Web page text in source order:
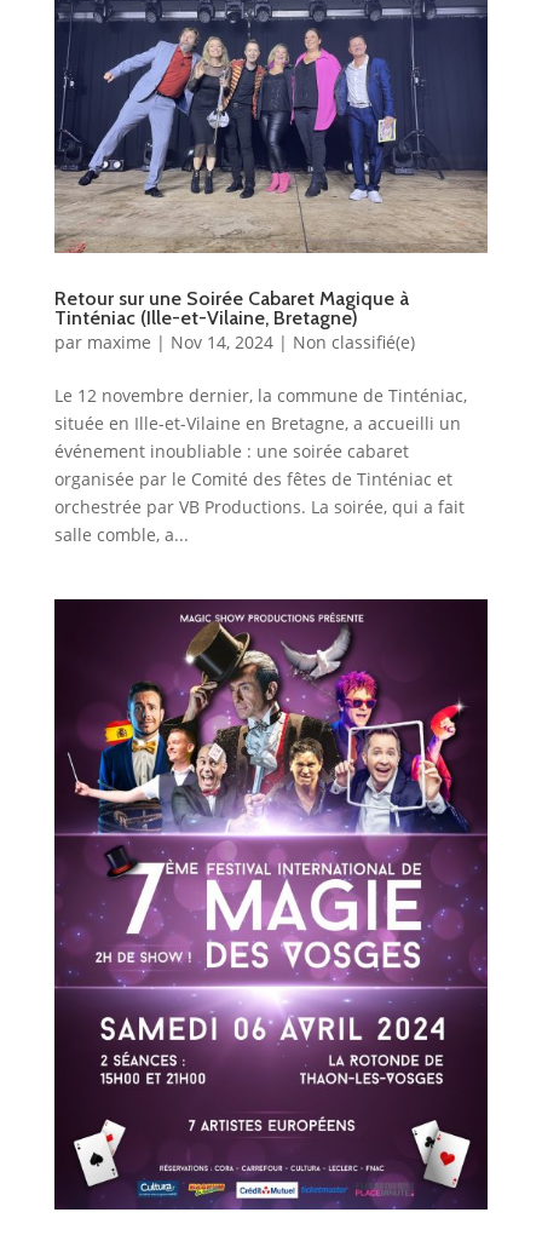
Retour sur une Soirée Cabaret Magique à
Tinténiac (Ille-et-Vilaine, Bretagne)
par maxime | Nov 14, 2024| Non classifié(e)
Le 12 novembre dernier, la commune de Tinténiac,
située en Ille-et-Vilaine en Bretagne, a accueilli un
événement inoubliable : une soirée cabaret
organisée par le Comité des fêtes de Tinténiac et
orchestrée par VB Productions. La soirée, qui a fait
salle comble, a...